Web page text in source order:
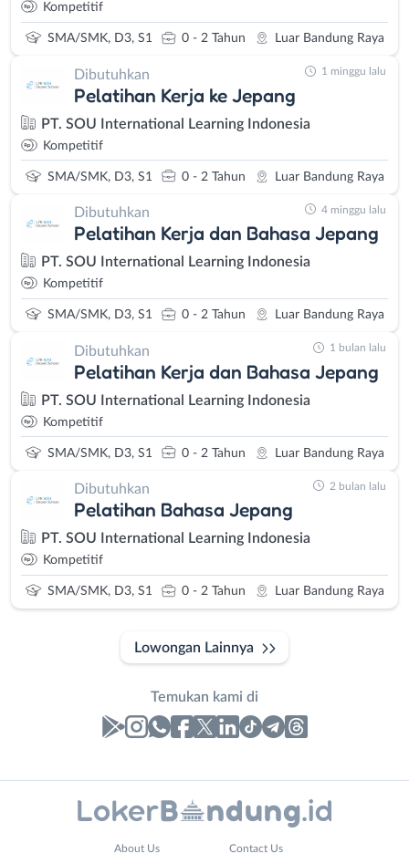
Kompetitif
SMA/SMK, D3, S1 0 - 2 Tahun Luar Bandung Raya
Dibutuhkan
Pelatihan Kerja ke Jepang
PT. SOU International Learning Indonesia
Kompetitif
SMA/SMK, D3, S1 0 - 2 Tahun Luar Bandung Raya
1 minggu lalu
Dibutuhkan
Pelatihan Kerja dan Bahasa Jepang
PT. SOU International Learning Indonesia
Kompetitif
SMA/SMK, D3, S1 0 - 2 Tahun Luar Bandung Raya
4 minggu lalu
Dibutuhkan
Pelatihan Kerja dan Bahasa Jepang
PT. SOU International Learning Indonesia
Kompetitif
SMA/SMK, D3, S1 0 - 2 Tahun Luar Bandung Raya
1 bulan lalu
Dibutuhkan
Pelatihan Bahasa Jepang
PT. SOU International Learning Indonesia
Kompetitif
SMA/SMK, D3, S1 0 - 2 Tahun Luar Bandung Raya
2 bulan lalu
Lowongan Lainnya
Temukan kami di
Lowongan
About Us Contact Us